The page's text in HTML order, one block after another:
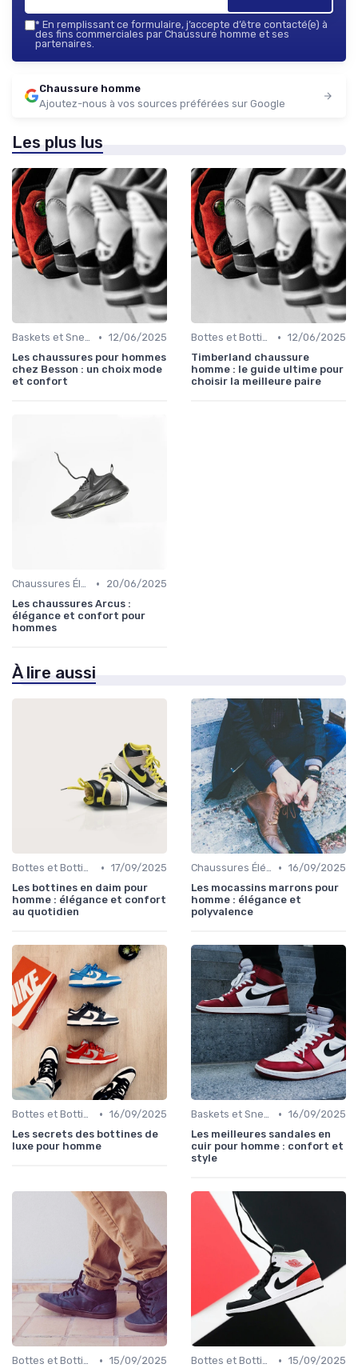
* En remplissant ce formulaire, j’accepte d’être contacté(e) à
des fins commerciales par Chaussure homme et ses
partenaires.
Chaussure homme
Ajoutez-nous à vos sources préférées sur Google
Les plus lus
Baskets et Sneakers • 12/06/2025
Les chaussures pour hommes
chez Besson : un choix mode
et confort
Bottes et Bottines • 12/06/2025
Timberland chaussure
homme : le guide ultime pour
choisir la meilleure paire
Chaussures Élégantes et de Cérémonie •
20/06/2025
Les chaussures Arcus :
élégance et confort pour
hommes
À lire aussi
Bottes et Bottines • 17/09/2025
Les bottines en daim pour
homme : élégance et confort
au quotidien
Chaussures Élégantes et de Cérémonie • 16/09/2025
Les mocassins marrons pour
homme : élégance et
polyvalence
Bottes et Bottines • 16/09/2025
Les secrets des bottines de
luxe pour homme
Baskets et Sneakers • 16/09/2025
Les meilleures sandales en
cuir pour homme : confort et
style
Bottes et Bottines • 15/09/2025
Bottes et Bottines • 15/09/2025